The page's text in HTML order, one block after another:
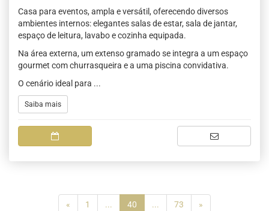
Casa para eventos, ampla e versátil, oferecendo diversos
ambientes internos: elegantes salas de estar, sala de jantar,
espaço de leitura, lavabo e cozinha equipada.
Na área externa, um extenso gramado se integra a um espaço
gourmet com churrasqueira e a uma piscina convidativa.
O cenário ideal para ...
Saiba mais
« 1 ... 40 ... 73 »